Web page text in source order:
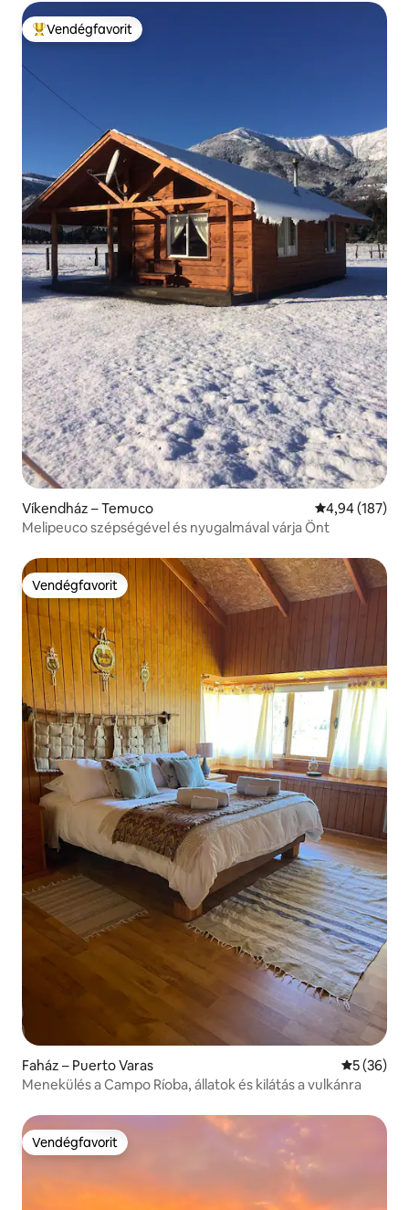
Kiemelt vendégfavorit
Vendégfavorit
Víkendház – Temuco Átlagos
4,94 (187)
Melipeuco szépségével és nyugalmával várja Önt
Vendégfavorit
Vendégfavorit
Faház – Puerto Varas Átlagos
5 (36)
Menekülés a Campo Ríoba, állatok és kilátás a vulkánra
Vendégfavorit
Vendégfavorit